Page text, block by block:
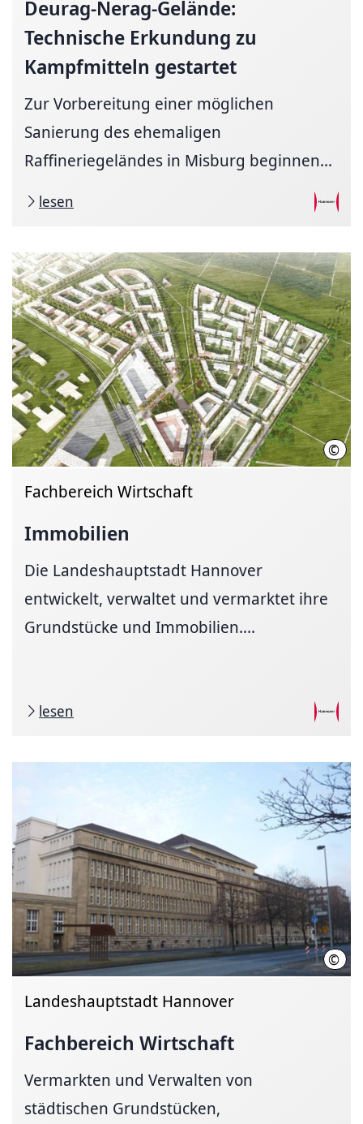
Deurag-Nerag-Gelände:
Technische Erkundung zu
Kampfmitteln gestartet
Zur Vorbereitung einer möglichen
Sanierung des ehemaligen
Raffineriegeländes in Misburg beginnen...
lesen
© LHH
Fachbereich Wirtschaft
Immobilien
Die Landeshauptstadt Hannover
entwickelt, verwaltet und vermarktet ihre
Grundstücke und Immobilien....
lesen
©
Landeshauptstadt Hannover
Fachbereich Wirtschaft
Vermarkten und Verwalten von
städtischen Grundstücken,